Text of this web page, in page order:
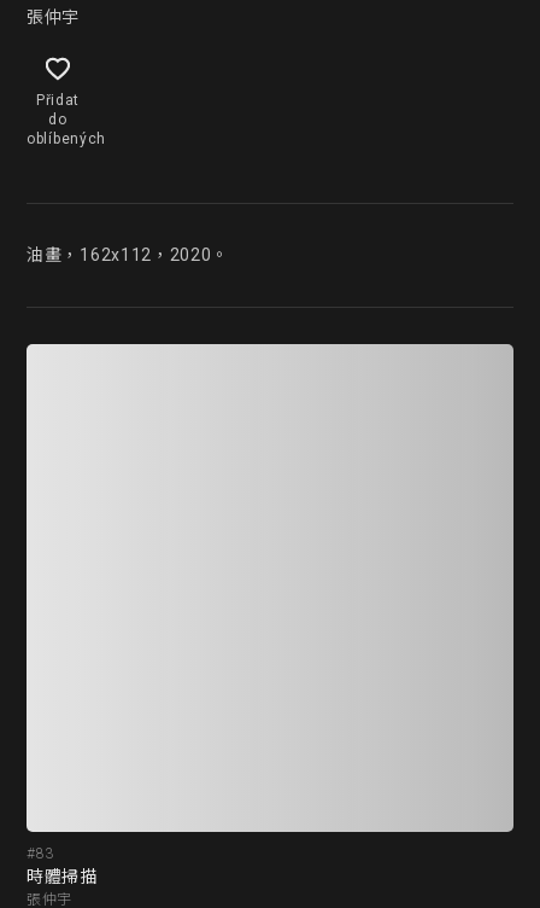
張仲宇
Přidat
do
oblíbených
油畫，162x112，2020。
#83
時體掃描
張仲宇